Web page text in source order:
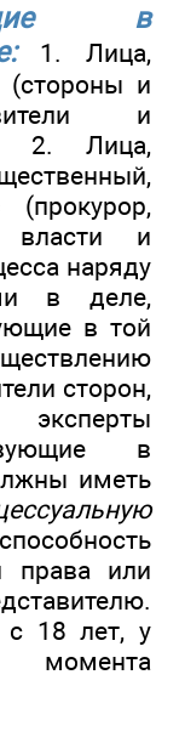
в
1. Лица,
и
и
2. Лица,
(прокурор,
власти и
наряду
в деле,
в той
сторон,
эксперты
в
иметь
права или
с 18 лет, у